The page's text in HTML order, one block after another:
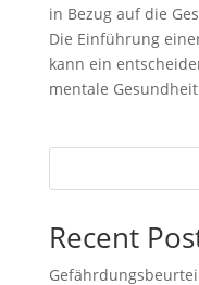
in Bezug auf die
Die Einführung
kann ein
mentale
Recent